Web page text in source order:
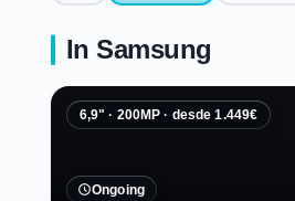
In Samsung
6,9" · 200MP · desde 1.449€
Ongoing